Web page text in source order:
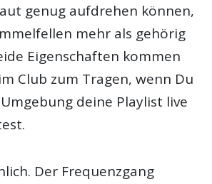
genug aufdrehen können,
mehr als gehörig
Eigenschaften kommen
Club zum Tragen, wenn Du
deine Playlist live
Der Frequenzgang